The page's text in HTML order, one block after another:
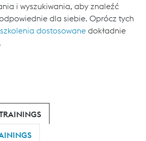
i wyszukiwania, aby znaleźć
dla siebie. Oprócz tych
szkolenia dostosowane dokładnie